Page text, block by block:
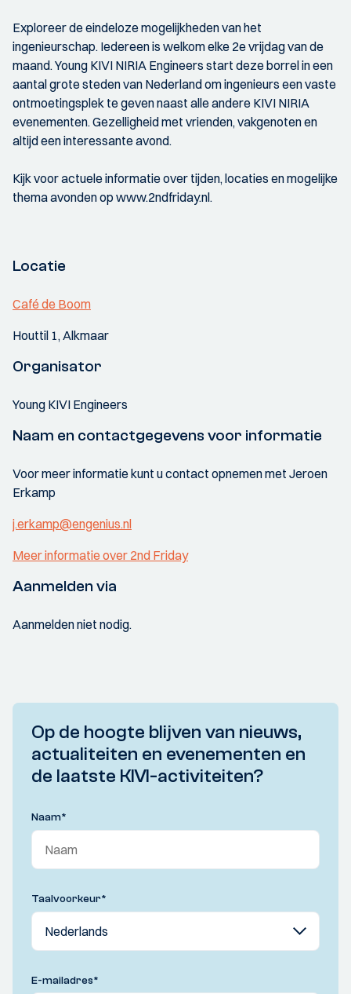
Exploreer de eindeloze mogelijkheden van het
ingenieurschap. Iedereen is welkom elke 2e vrijdag van de
maand. Young KIVI NIRIA Engineers start deze borrel in een
aantal grote steden van Nederland om ingenieurs een vaste
ontmoetingsplek te geven naast alle andere KIVI NIRIA
evenementen. Gezelligheid met vrienden, vakgenoten en
altijd een interessante avond.
Kijk voor actuele informatie over tijden, locaties en mogelijke
thema avonden op www.2ndfriday.nl.
Locatie
Café de Boom
Houttil 1, Alkmaar
Organisator
Young KIVI Engineers
Naam en contactgegevens voor informatie
Voor meer informatie kunt u contact opnemen met Jeroen
Erkamp
j.erkamp@engenius.nl
Meer informatie over 2nd Friday
Aanmelden via
Aanmelden niet nodig.
Op de hoogte blijven van nieuws,
actualiteiten en evenementen en
de laatste KIVI-activiteiten?
Naam*
Taalvoorkeur*
E-mailadres*